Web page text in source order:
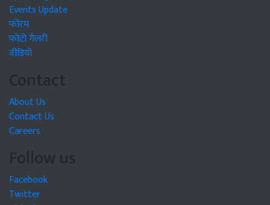
Events Update
फोरम
फोटो गैलरी
वीडियो
Contact
About Us
Contact Us
Careers
Follow us
Facebook
Twitter